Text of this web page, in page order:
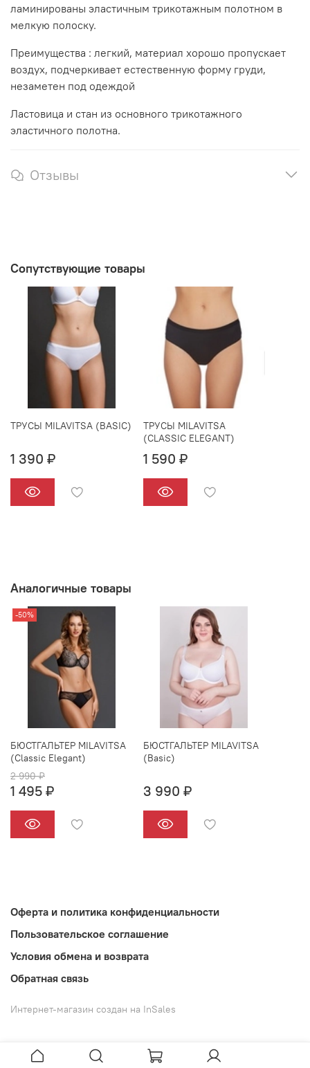
ламинированы эластичным трикотажным полотном в
мелкую полоску.
Преимущества : легкий, материал хорошо пропускает
воздух, подчеркивает естественную форму груди,
незаметен под одеждой
Ластовица и стан из основного трикотажного
эластичного полотна.
Отзывы
Сопутствующие товары
ТРУСЫ MILAVITSA (BASIC)
1 390 ₽
ТРУСЫ MILAVITSA
(CLASSIC ELEGANT)
1 590 ₽
Аналогичные товары
-50%
БЮСТГАЛЬТЕР MILAVITSA
(Classic Elegant)
2 990 ₽
1 495 ₽
БЮСТГАЛЬТЕР MILAVITSA
(Basic)
3 990 ₽
Оферта и политика конфиденциальности
Пользовательское соглашение
Условия обмена и возврата
Обратная связь
Интернет-магазин создан на InSales